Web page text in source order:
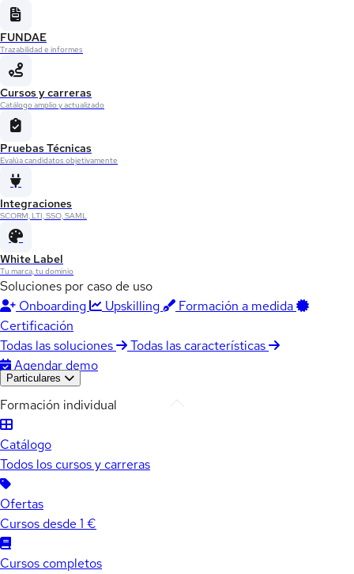
FUNDAE
Trazabilidad e informes
Cursos y carreras
Catálogo amplio y actualizado
Pruebas Técnicas
Evalúa candidatos objetivamente
Integraciones
SCORM, LTI, SSO, SAML
White Label
Tu marca, tu dominio
Soluciones por caso de uso
Onboarding
Upskilling
Formación a medida
Certificación
Todas las soluciones
Todas las características
Agendar demo
Particulares
Formación individual
Catálogo
Todos los cursos y carreras
Ofertas
Cursos desde 1 €
Cursos completos